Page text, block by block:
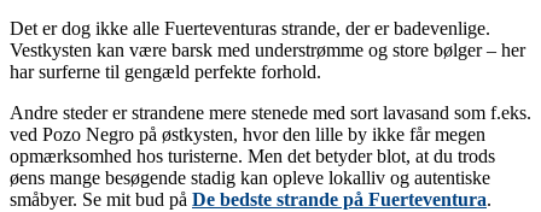
Det er dog ikke alle Fuerteventuras strande, der er badevenlige.
Vestkysten kan være barsk med understrømme og store bølger – her
har surferne til gengæld perfekte forhold.
Andre steder er strandene mere stenede med sort lavasand som f.eks.
ved Pozo Negro på østkysten, hvor den lille by ikke får megen
opmærksomhed hos turisterne. Men det betyder blot, at du trods
øens mange besøgende stadig kan opleve lokalliv og autentiske
småbyer. Se mit bud på De bedste strande på Fuerteventura.